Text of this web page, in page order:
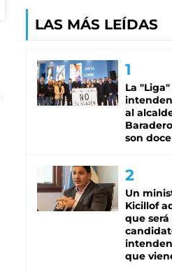
LAS MÁS LEÍDAS
La
al
son doce
Un
Kicillof
que será
que